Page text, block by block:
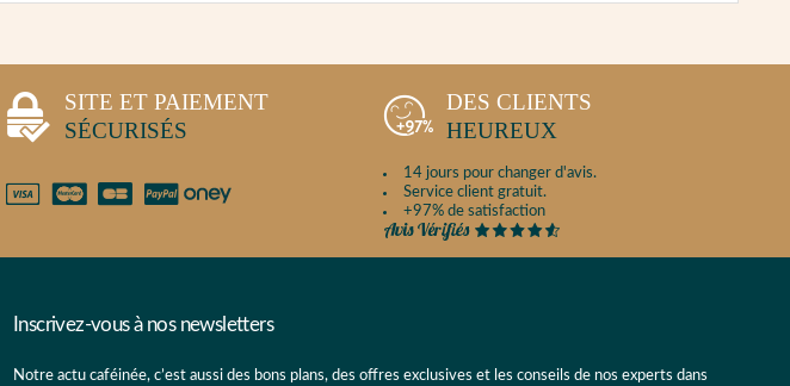
SITE ET PAIEMENT
SÉCURISÉS
DES CLIENTS
HEUREUX
14 jours pour changer d'avis.
Service client gratuit.
+97% de satisfaction
Inscrivez-vous à nos newsletters
Notre actu caféinée, c’est aussi des bons plans, des offres exclusives et les conseils de nos experts dans